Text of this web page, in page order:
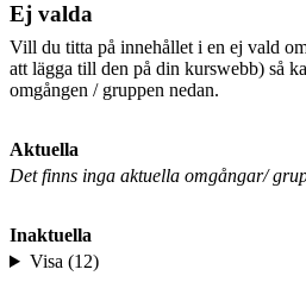
Ej valda
Vill du titta på innehållet i en ej vald
att lägga till den på din kurswebb) så
omgången / gruppen nedan.
Aktuella
Det finns inga aktuella omgångar/
Inaktuella
Visa (12)